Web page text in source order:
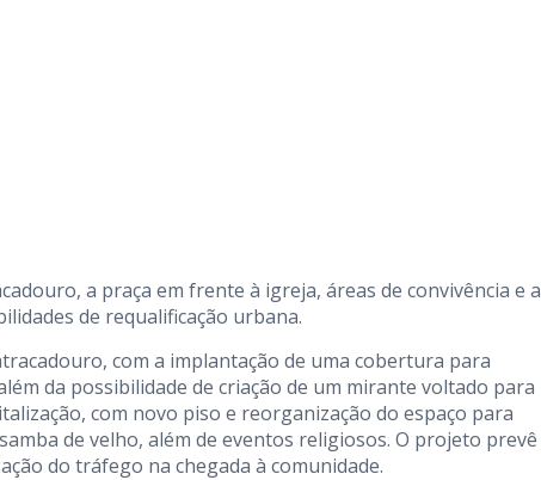
a praça em frente à igreja, áreas de convivência e a
de requalificação urbana.
com a implantação de uma cobertura para
da possibilidade de criação de um mirante voltado para
com novo piso e reorganização do espaço para
de velho, além de eventos religiosos. O projeto prevê
do tráfego na chegada à comunidade.